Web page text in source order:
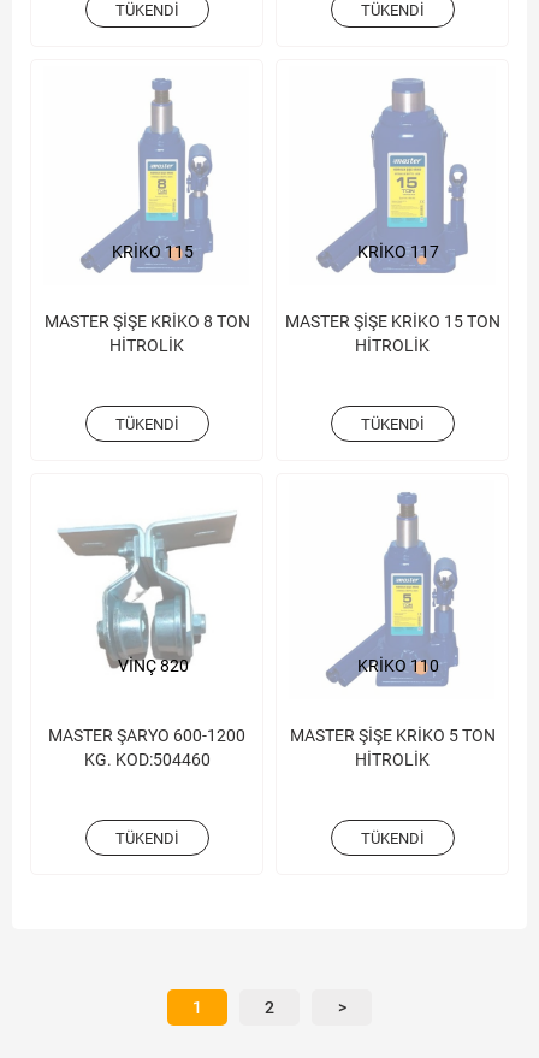
TÜKENDI TÜKENDI
MASTER ŞİŞE KRİKO 8 TON
HİTROLİK
KRİKO 115
TÜKENDI
MASTER ŞİŞE KRİKO 15 TON
HİTROLİK
KRİKO 117
TÜKENDI
MASTER ŞARYO 600-1200
KG. KOD:504460
VİNÇ 820
TÜKENDI
MASTER ŞİŞE KRİKO 5 TON
HİTROLİK
KRİKO 110
TÜKENDI
1 2 >